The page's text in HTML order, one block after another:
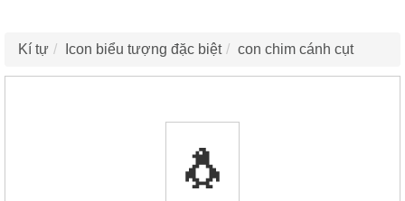
Kí tự Icon biểu tượng đặc biệt con chim cánh cụt
🐧